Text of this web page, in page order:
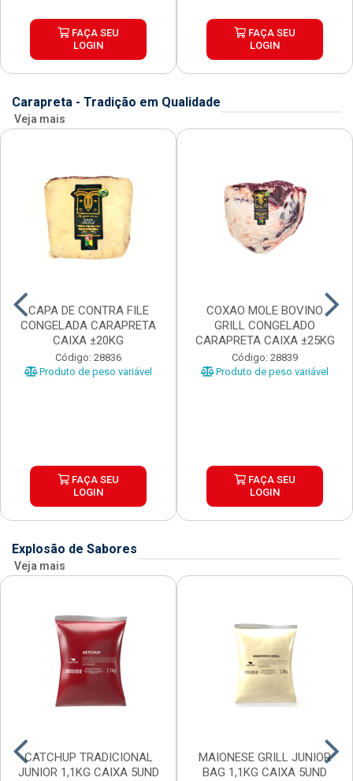
FAÇA SEU
LOGIN
FAÇA SEU
LOGIN
Carapreta - Tradição em Qualidade
Veja mais
CAPA DE CONTRA FILE
CONGELADA CARAPRETA
CAIXA ±20KG
Código: 28836
Produto de peso variável
FAÇA SEU
LOGIN
COXAO MOLE BOVINO
GRILL CONGELADO
CARAPRETA CAIXA ±25KG
Código: 28839
Produto de peso variável
FAÇA SEU
LOGIN
Explosão de Sabores
Veja mais
CATCHUP TRADICIONAL
JUNIOR 1,1KG CAIXA 5UND
MAIONESE GRILL JUNIOR
BAG 1,1KG CAIXA 5UND